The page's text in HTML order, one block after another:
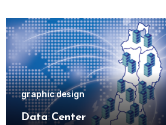
graphic design
Data Center